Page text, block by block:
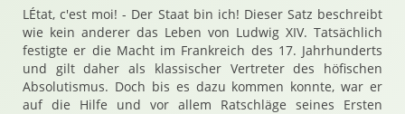
LÉtat, c'est moi! - Der Staat bin ich! Dieser Satz beschreibt
wie kein anderer das Leben von Ludwig XIV. Tatsächlich
festigte er die Macht im Frankreich des 17. Jahrhunderts
und gilt daher als klassischer Vertreter des höfischen
Absolutismus. Doch bis es dazu kommen konnte, war er
auf die Hilfe und vor allem Ratschläge seines Ersten